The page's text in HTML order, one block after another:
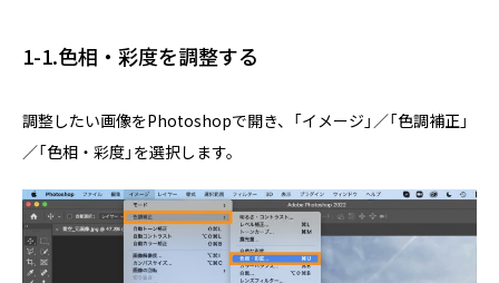
1-1.色相・彩度を調整する
調整したい画像をPhotoshopで開き、「イメージ」／「色調補正」
／「色相・彩度」を選択します。